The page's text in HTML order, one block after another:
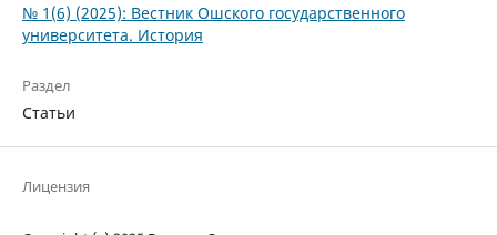
№ 1(6) (2025): Вестник Ошского государственного
университета. История
Раздел
Статьи
Лицензия